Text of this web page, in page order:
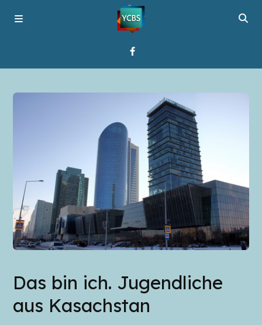
Media Bridges
Das bin ich. Jugendliche
aus Kasachstan